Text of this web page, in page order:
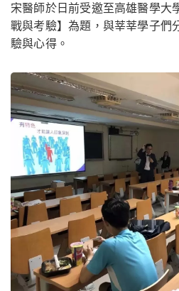
宋醫師於日前受邀至高雄醫學大
戰與考驗】為題 ，與莘莘學子們
驗與心得。